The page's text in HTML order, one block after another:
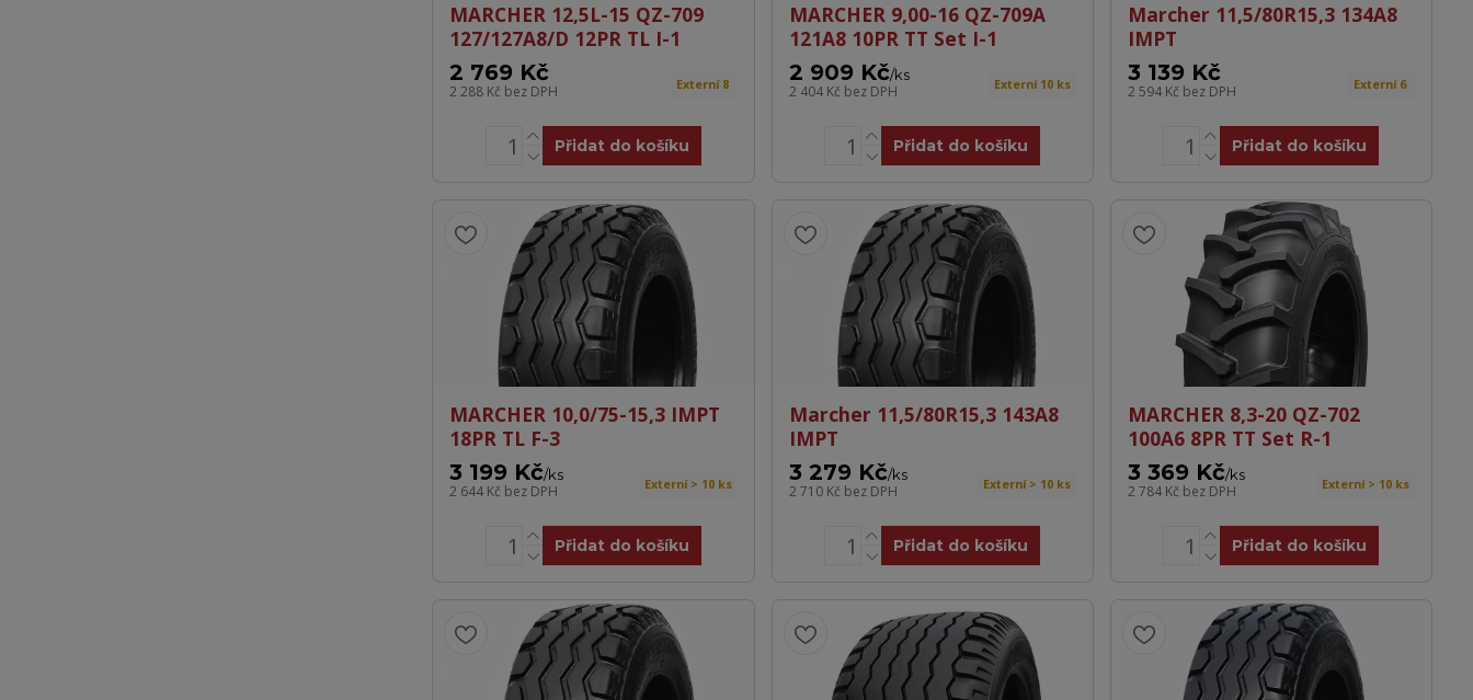
MARCHER 12,5L-15 QZ-709
127/127A8/D 12PR TL I-1
2 769 Kč
2 288 Kč bez DPH Externí 8
Přidat do košíku
MARCHER 9,00-16 QZ-709A
121A8 10PR TT Set I-1
2 909 Kč/ks
2 404 Kč bez DPH Externí 10 ks
Přidat do košíku
Marcher 11,5/80R15,3 134A8
IMPT
3 139 Kč
2 594 Kč bez DPH Externí 6
Přidat do košíku
MARCHER 10,0/75-15,3 IMPT
18PR TL F-3
3 199 Kč/ks
2 644 Kč bez DPH Externí > 10 ks
Přidat do košíku
Marcher 11,5/80R15,3 143A8
IMPT
3 279 Kč/ks
2 710 Kč bez DPH Externí > 10 ks
Přidat do košíku
MARCHER 8,3-20 QZ-702
100A6 8PR TT Set R-1
3 369 Kč/ks
2 784 Kč bez DPH Externí > 10 ks
Přidat do košíku